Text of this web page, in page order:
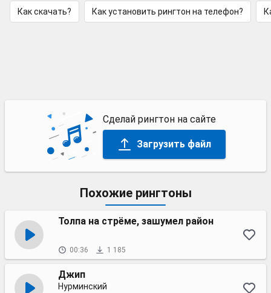
Как скачать? Как установить рингтон на телефон?
Сделай рингтон на сайте
Загрузить файл
Похожие рингтоны
Толпа на стрёме, зашумел район
00:36 1 185
Джип
Нурминский